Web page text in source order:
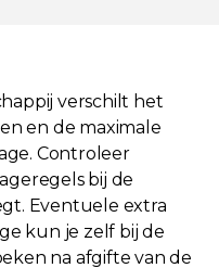
verschilt het
en de maximale
Controleer
bij de
Eventuele extra
kun je zelf bij de
na afgifte van de